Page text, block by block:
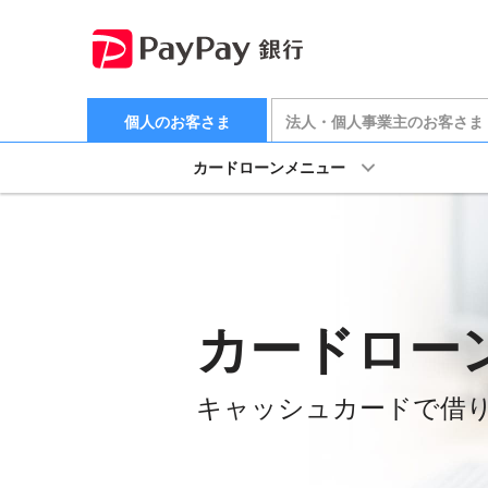
個人のお客さま 法人・個人事業主のお客さま
カードローンメニュー
カードロー
キャッシュカードで借